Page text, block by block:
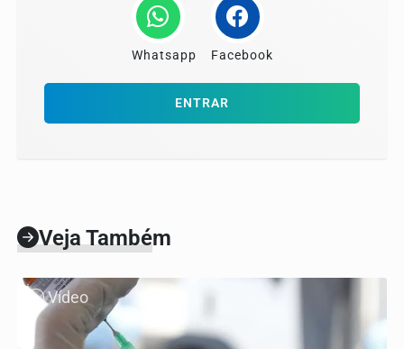
Whatsapp Facebook
ENTRAR
Veja Também
Vídeo